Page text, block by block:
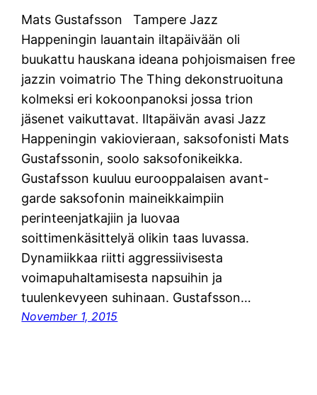
Mats Gustafsson Tampere Jazz
Happeningin lauantain iltapäivään oli
buukattu hauskana ideana pohjoismaisen free
jazzin voimatrio The Thing dekonstruoituna
kolmeksi eri kokoonpanoksi jossa trion
jäsenet vaikuttavat. Iltapäivän avasi Jazz
Happeningin vakiovieraan, saksofonisti Mats
Gustafssonin, soolo saksofonikeikka.
Gustafsson kuuluu eurooppalaisen avant-
garde saksofonin maineikkaimpiin
perinteenjatkajiin ja luovaa
soittimenkäsittelyä olikin taas luvassa.
Dynamiikkaa riitti aggressiivisesta
voimapuhaltamisesta napsuihin ja
tuulenkevyeen suhinaan. Gustafsson…
November 1, 2015